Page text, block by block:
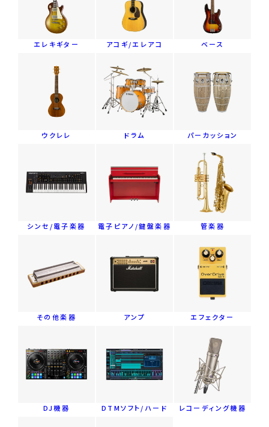
エレキギター アコギ/エレアコ ベース
ウクレレ ドラム パーカッション
シンセ/電子楽器 電子ピアノ/鍵盤楽器 管楽器
その他楽器 アンプ エフェクター
DJ機器 DTMソフト/ハード レコーディング機器